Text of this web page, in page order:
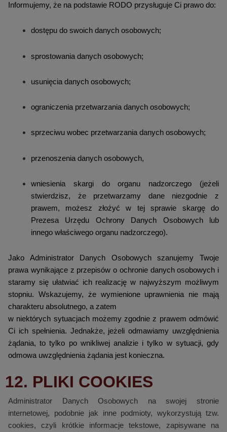
Informujemy, że na podstawie RODO przysługuje Ci prawo do:
dostępu do swoich danych osobowych;
sprostowania danych osobowych;
usunięcia danych osobowych;
ograniczenia przetwarzania danych osobowych;
sprzeciwu wobec przetwarzania danych osobowych;
przenoszenia danych osobowych,
wniesienia skargi do organu nadzorczego (jeżeli
stwierdzisz, że przetwarzamy dane niezgodnie z
prawem, możesz złożyć w tej sprawie skargę do
Prezesa Urzędu Ochrony Danych Osobowych lub
innego właściwego organu nadzorczego).
Jako Administrator Danych Osobowych szanujemy Twoje
prawa wynikające z przepisów o ochronie danych osobowych i
staramy się ułatwiać ich realizację w najwyższym możliwym
stopniu. Wskazujemy, że wymienione uprawnienia nie mają
charakteru absolutnego, a zatem
w niektórych sytuacjach możemy zgodnie z prawem odmówić
Ci ich spełnienia. Jednakże, jeżeli odmawiamy uwzględnienia
żądania, to tylko po wnikliwej analizie i tylko w sytuacji, gdy
odmowa uwzględnienia żądania jest konieczna.
12. PLIKI COOKIES
Administrator Danych Osobowych na swojej stronie
internetowej, podobnie jak inne podmioty, wykorzystują tzw.
cookies, czyli krótkie informacje tekstowe, zapisywane na